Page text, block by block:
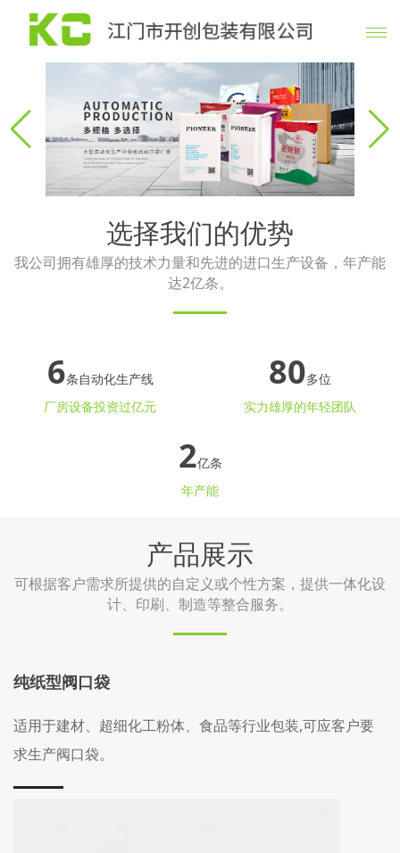
选择我们的优势
我公司拥有雄厚的技术力量和先进的进口生产设备，年产能
达2亿条。
6条自动化生产线
厂房设备投资过亿元
80多位
实力雄厚的年轻团队
2亿条
年产能
产品展示
可根据客户需求所提供的自定义或个性方案，提供一体化设
计、印刷、制造等整合服务。
纯纸型阀口袋
适用于建材、超细化工粉体、食品等行业包装,可应客户要
求生产阀口袋。